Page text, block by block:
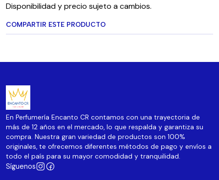
Disponibilidad y precio sujeto a cambios.
COMPARTIR ESTE PRODUCTO
En Perfumería Encanto CR contamos con una trayectoria de
más de 12 años en el mercado, lo que respalda y garantiza su
compra. Nuestra gran variedad de productos son 100%
originales, te ofrecemos diferentes métodos de pago y envíos a
todo el país para su mayor comodidad y tranquilidad.
Síguenos